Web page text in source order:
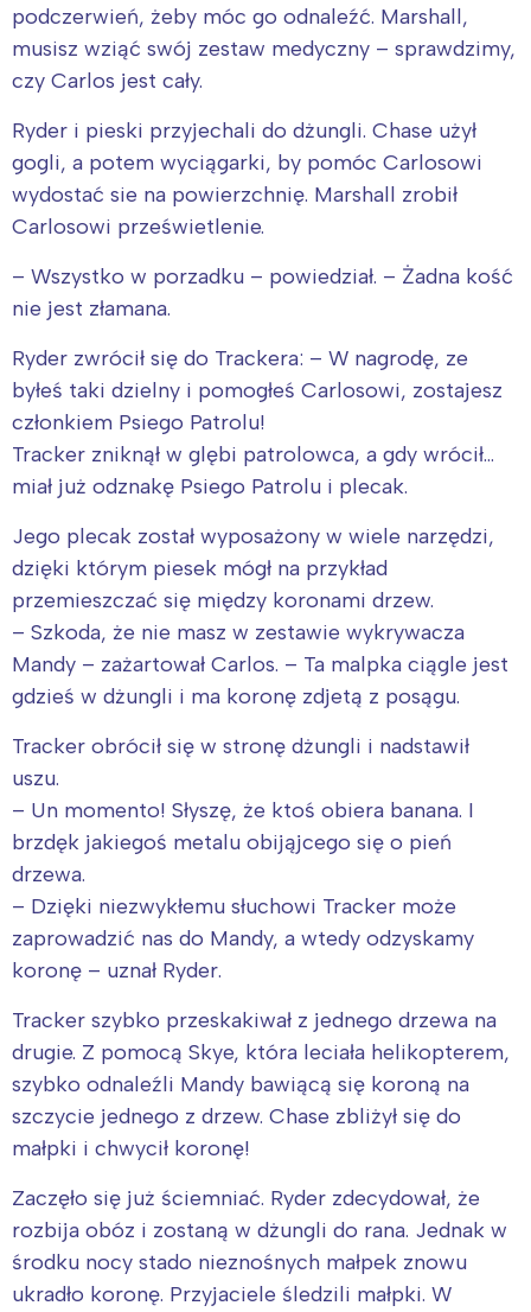
podczerwień, żeby móc go odnaleźć. Marshall,
musisz wziąć swój zestaw medyczny – sprawdzimy,
czy Carlos jest cały.
Ryder i pieski przyjechali do dżungli. Chase użył
gogli, a potem wyciągarki, by pomóc Carlosowi
wydostać sie na powierzchnię. Marshall zrobił
Carlosowi prześwietlenie.
– Wszystko w porzadku – powiedział. – Żadna kość
nie jest złamana.
Ryder zwrócił się do Trackera: – W nagrodę, ze
byłeś taki dzielny i pomogłeś Carlosowi, zostajesz
członkiem Psiego Patrolu!
Tracker zniknął w glębi patrolowca, a gdy wrócił…
miał już odznakę Psiego Patrolu i plecak.
Jego plecak został wyposażony w wiele narzędzi,
dzięki którym piesek mógł na przykład
przemieszczać się między koronami drzew.
– Szkoda, że nie masz w zestawie wykrywacza
Mandy – zażartował Carlos. – Ta malpka ciągle jest
gdzieś w dżungli i ma koronę zdjetą z posągu.
Tracker obrócił się w stronę dżungli i nadstawił
uszu.
– Un momento! Słyszę, że ktoś obiera banana. I
brzdęk jakiegoś metalu obijąjcego się o pień
drzewa.
– Dzięki niezwykłemu słuchowi Tracker może
zaprowadzić nas do Mandy, a wtedy odzyskamy
koronę – uznał Ryder.
Tracker szybko przeskakiwał z jednego drzewa na
drugie. Z pomocą Skye, która leciała helikopterem,
szybko odnaleźli Mandy bawiącą się koroną na
szczycie jednego z drzew. Chase zbliżył się do
małpki i chwycił koronę!
Zaczęło się już ściemniać. Ryder zdecydował, że
rozbija obóz i zostaną w dżungli do rana. Jednak w
środku nocy stado nieznośnych małpek znowu
ukradło koronę. Przyjaciele śledzili małpki. W